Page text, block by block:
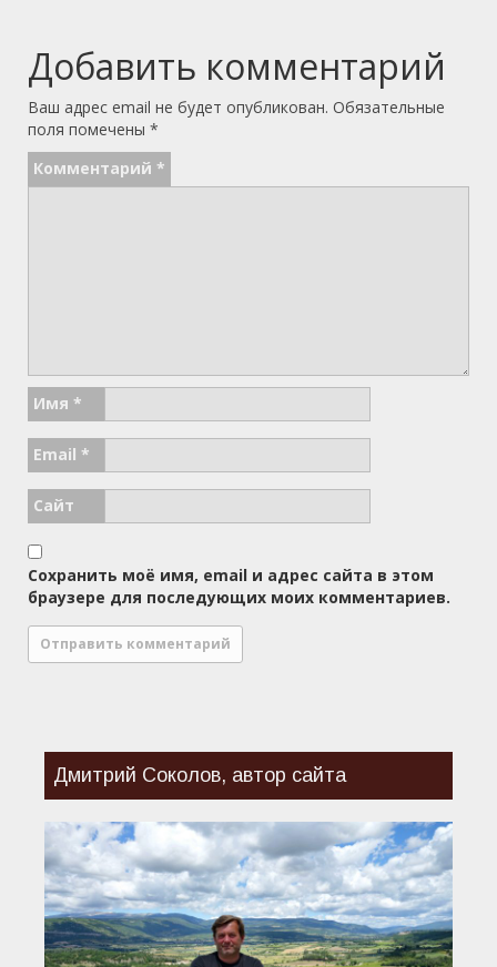
Добавить комментарий
Ваш адрес email не будет опубликован. Обязательные
поля помечены *
Комментарий *
Имя *
Email *
Сайт
Сохранить моё имя, email и адрес сайта в этом
браузере для последующих моих комментариев.
Дмитрий Соколов, автор сайта